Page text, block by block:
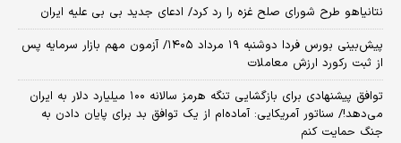
نتانیاهو طرح شورای صلح غزه را رد کرد/ ادعای جدید بی بی علیه ایران
​پیش‌بینی بورس فردا دوشنبه ۱۹ مرداد ۱۴۰۵/ آزمون مهم بازار سرمایه پس
از ثبت رکورد ارزش معاملات
توافق پیشنهادی برای بازگشایی تنگه هرمز سالانه ۱۰۰ میلیارد دلار به ایران
می‌دهد!/ سناتور آمریکایی: آماده‌ام از یک توافق بد برای پایان دادن به
جنگ حمایت کنم